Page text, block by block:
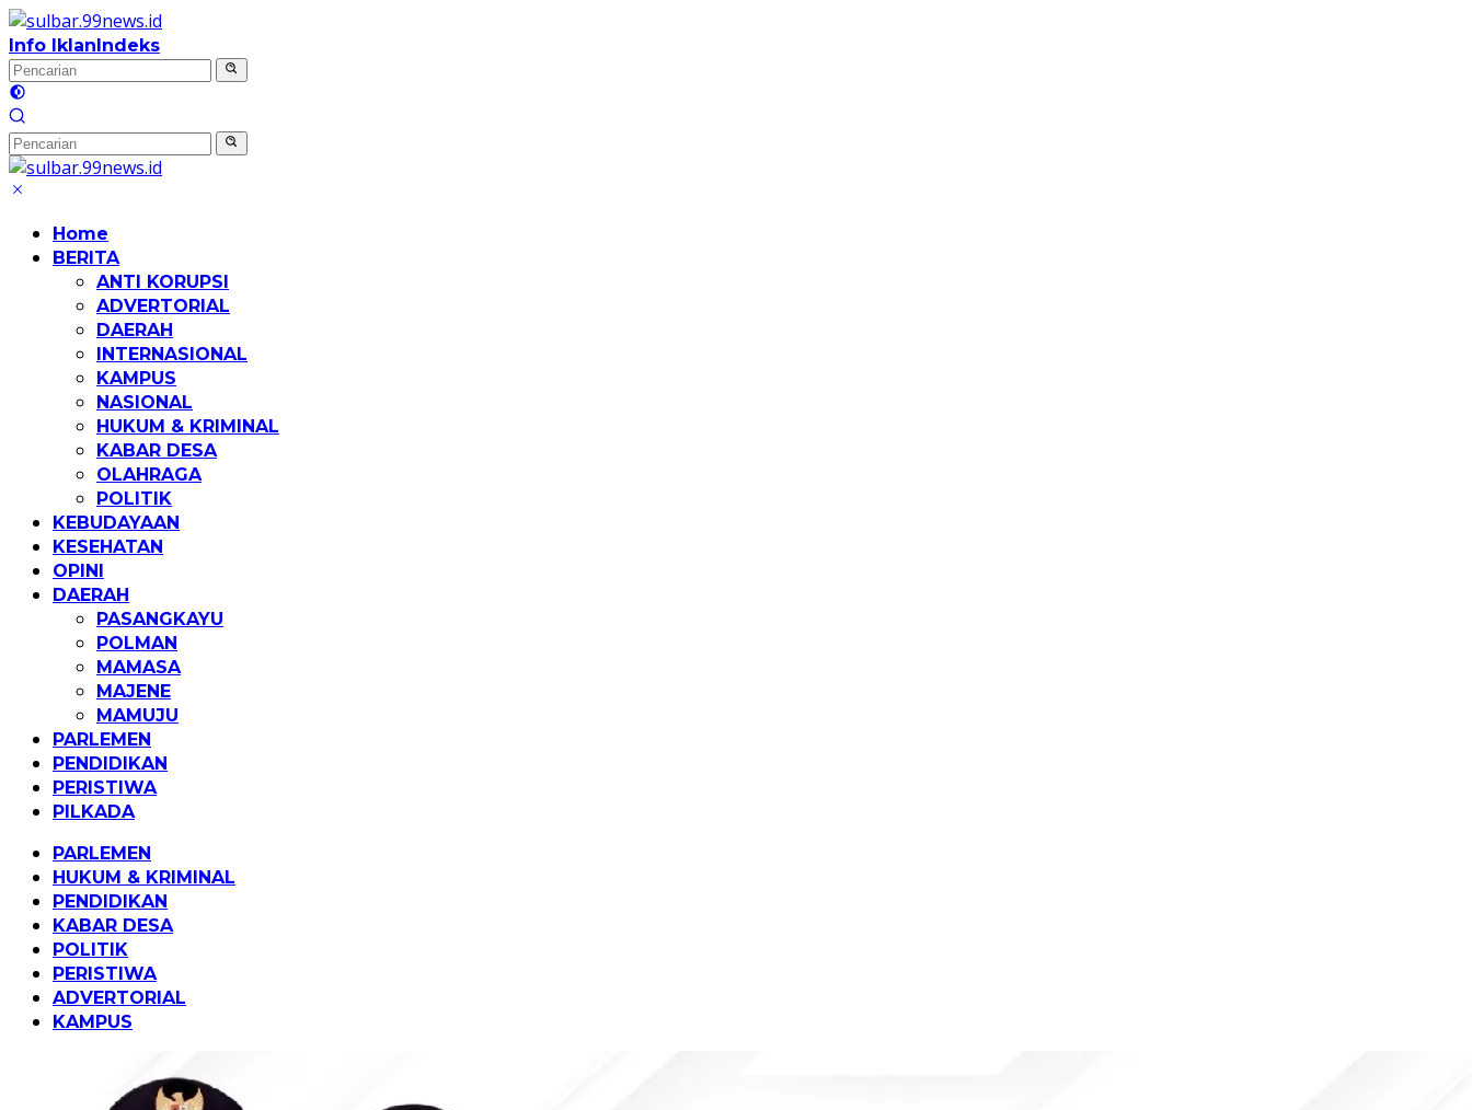
Langsung
ke
konten
Info IklanIndeks
Home
BERITA
ANTI KORUPSI
ADVERTORIAL
DAERAH
INTERNASIONAL
KAMPUS
NASIONAL
HUKUM & KRIMINAL
KABAR DESA
OLAHRAGA
POLITIK
KEBUDAYAAN
KESEHATAN
OPINI
DAERAH
PASANGKAYU
POLMAN
MAMASA
MAJENE
MAMUJU
PARLEMEN
PENDIDIKAN
PERISTIWA
PILKADA
PARLEMEN
HUKUM & KRIMINAL
PENDIDIKAN
KABAR DESA
POLITIK
PERISTIWA
ADVERTORIAL
KAMPUS